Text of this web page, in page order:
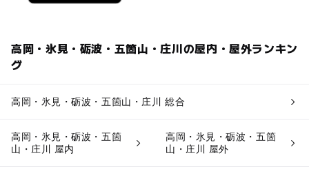
高岡・氷見・砺波・五箇山・庄川の屋内・屋外ランキン
グ
高岡・氷見・砺波・五箇山・庄川 総合
高岡・氷見・砺波・五箇
山・庄川 屋内
高岡・氷見・砺波・五箇
山・庄川 屋外